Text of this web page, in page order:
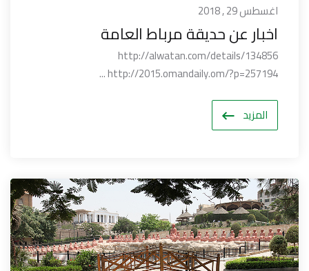
اغسطس 29 , 2018
اخبار عن حديقة مرباط العامة
http://alwatan.com/details/134856
http://2015.omandaily.om/?p=257194 ...
المزيد